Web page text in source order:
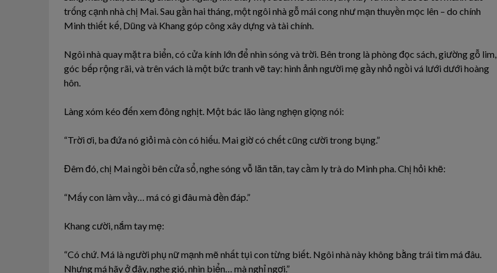
trống cạnh nhà chị Mai. Sau gần hai tháng, một ngôi nhà gỗ mái cong như mạn thuyền mọc lên – do chính
Minh thiết kế, Dũng và Khang góp công xây dựng và tài chính.
Ngôi nhà quay mặt ra biển, có cửa kính lớn để nhìn sóng và trời. Bên trong là phòng đọc sách, giường gỗ lim,
góc bếp rộng rãi, và trên vách là một bức tranh vẽ tay: hình ảnh người mẹ gầy nhỏ ngồi vá lưới dưới hoàng
hôn.
Làng xóm kéo đến xem đông nghịt. Một bác lão làng nghẹn giọng nói:
“Trời ơi, ba đứa nó giỏi mà còn có hiếu. Mai giờ có chết cũng cười trong bụng.”
Đêm đó, chị Mai ngồi bên cửa sổ, nghe sóng vỗ lăn tăn, tay cầm ly trà do Minh pha. Chị hỏi khẽ:
“Mấy con làm vầy… má có gì đâu mà đền đáp.”
Khang cười, nắm tay mẹ:
“Có chứ. Má là người phụ nữ mạnh mẽ nhất tụi con từng biết. Ngôi nhà này không bằng trái tim má đâu.
Nhưng má hãy ở đây, nghe gió, nhìn biển… mà nghỉ ngơi.”